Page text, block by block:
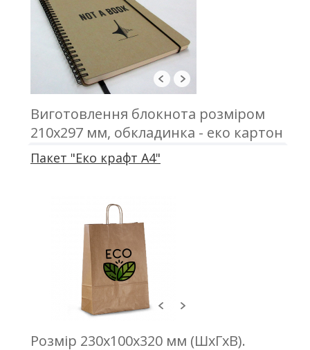
Виготовлення блокнота розміром
210х297 мм, обкладинка - еко картон
з друком; блок 50 аркушів, офсетний
друк; кріплення - металева пружина
Пакет "Еко крафт А4"
Розмір 230х100х320 мм (ШхГхВ).